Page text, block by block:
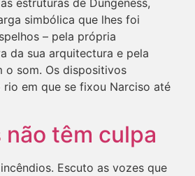
simbólica que lhes foi
– pela própria
da sua arquitectura e pela
o som. Os dispositivos
rio em que se fixou Narciso até
não têm culpa
Escuto as vozes que